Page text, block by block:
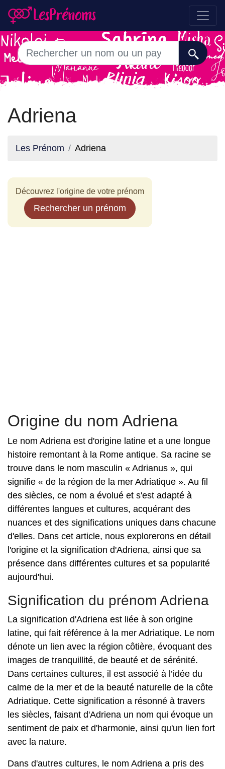
Adriena
Les Prénom Adriena
Découvrez l'origine de votre prénom
Rechercher un prénom
Origine du nom Adriena
Le nom Adriena est d'origine latine et a une longue
histoire remontant à la Rome antique. Sa racine se
trouve dans le nom masculin « Adrianus », qui
signifie « de la région de la mer Adriatique ». Au fil
des siècles, ce nom a évolué et s'est adapté à
différentes langues et cultures, acquérant des
nuances et des significations uniques dans chacune
d'elles. Dans cet article, nous explorerons en détail
l'origine et la signification d'Adriena, ainsi que sa
présence dans différentes cultures et sa popularité
aujourd'hui.
Signification du prénom Adriena
La signification d'Adriena est liée à son origine
latine, qui fait référence à la mer Adriatique. Le nom
dénote un lien avec la région côtière, évoquant des
images de tranquillité, de beauté et de sérénité.
Dans certaines cultures, il est associé à l’idée du
calme de la mer et de la beauté naturelle de la côte
Adriatique. Cette signification a résonné à travers
les siècles, faisant d'Adriena un nom qui évoque un
sentiment de paix et d'harmonie, ainsi qu'un lien fort
avec la nature.
Dans d'autres cultures, le nom Adriena a pris des